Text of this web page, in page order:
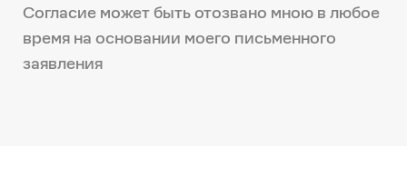
Согласие может быть отозвано мною в любое
время на основании моего письменного
заявления